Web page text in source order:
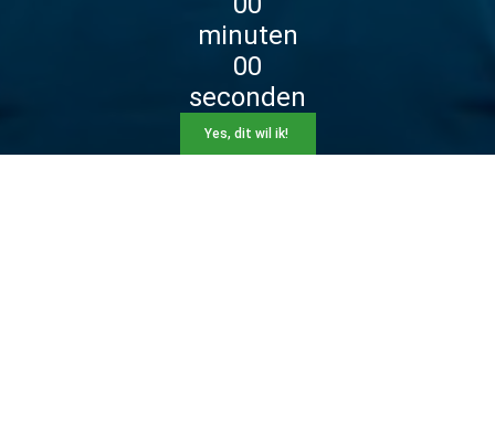
minuten
00
seconden
Yes, dit wil ik!